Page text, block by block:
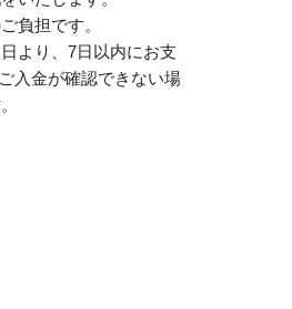
負担です。
より、7日以内にお支
入金が確認できない場